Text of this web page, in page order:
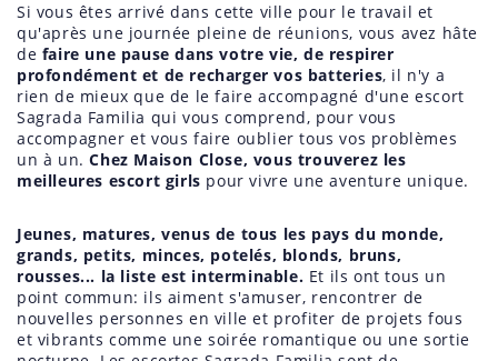
Si vous êtes arrivé dans cette ville pour le travail et
qu'après une journée pleine de réunions, vous avez hâte
de faire une pause dans votre vie, de respirer
profondément et de recharger vos batteries, il n'y a
rien de mieux que de le faire accompagné d'une escort
Sagrada Familia qui vous comprend, pour vous
accompagner et vous faire oublier tous vos problèmes
un à un.Chez Maison Close, vous trouverez les
meilleures escort girls pour vivre une aventure unique.
Jeunes, matures, venus de tous les pays du monde,
grands, petits, minces, potelés, blonds, bruns,
rousses... la liste est interminable. Et ils ont tous un
point commun: ils aiment s'amuser, rencontrer de
nouvelles personnes en ville et profiter de projets fous
et vibrants comme une soirée romantique ou une sortie